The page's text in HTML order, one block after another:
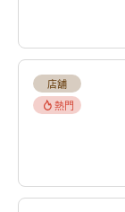
店舖
熱門